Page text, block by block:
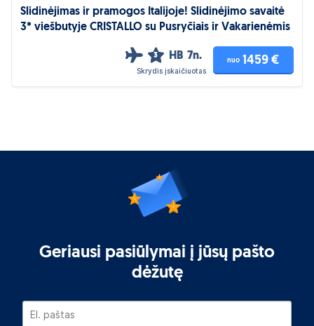
Slidinėjimas ir pramogos Italijoje! Slidinėjimo savaitė
3* viešbutyje CRISTALLO su Pusryčiais ir Vakarienėmis
3 HB 7n.
Skrydis įskaičiuotas
nuo 1459 €
Geriausi pasiūlymai į jūsų pašto
dėžutę